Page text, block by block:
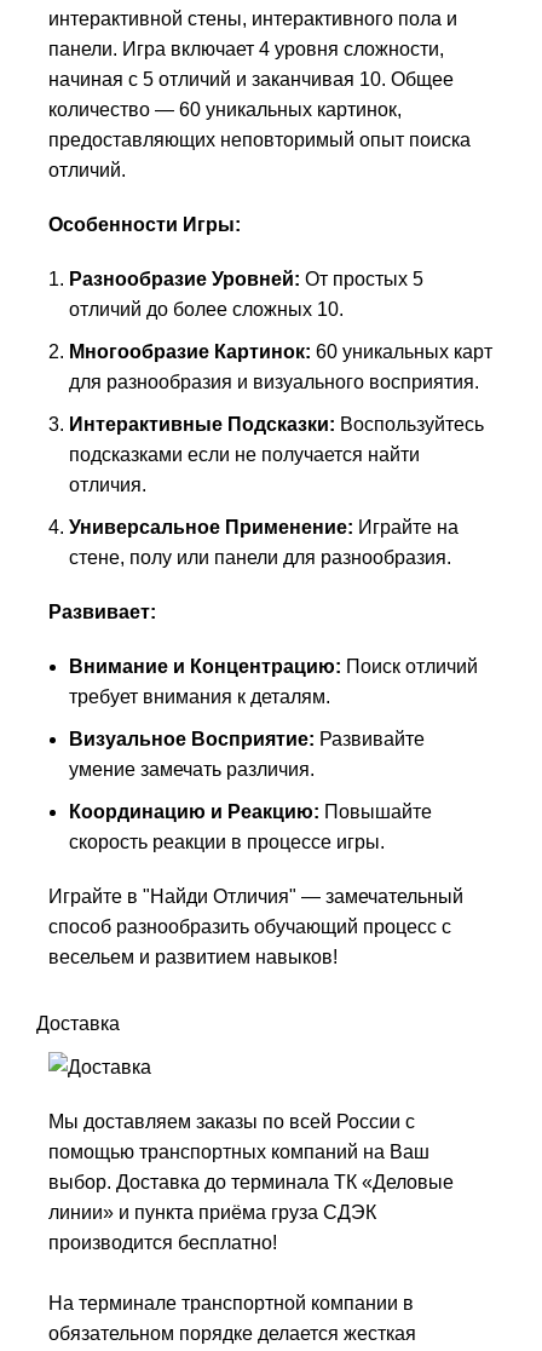
интерактивной стены, интерактивного пола и
панели. Игра включает 4 уровня сложности,
начиная с 5 отличий и заканчивая 10. Общее
количество — 60 уникальных картинок,
предоставляющих неповторимый опыт поиска
отличий.
Особенности Игры:
Разнообразие Уровней: От простых 5
отличий до более сложных 10.
Многообразие Картинок: 60 уникальных карт
для разнообразия и визуального восприятия.
Интерактивные Подсказки: Воспользуйтесь
подсказками если не получается найти
отличия.
Универсальное Применение: Играйте на
стене, полу или панели для разнообразия.
Развивает:
Внимание и Концентрацию: Поиск отличий
требует внимания к деталям.
Визуальное Восприятие: Развивайте
умение замечать различия.
Координацию и Реакцию: Повышайте
скорость реакции в процессе игры.
Играйте в "Найди Отличия" — замечательный
способ разнообразить обучающий процесс с
весельем и развитием навыков!
Доставка
Мы доставляем заказы по всей России с
помощью транспортных компаний на Ваш
выбор. Доставка до терминала ТК «Деловые
линии» и пункта приёма груза СДЭК
производится бесплатно!
На терминале транспортной компании в
обязательном порядке делается жесткая